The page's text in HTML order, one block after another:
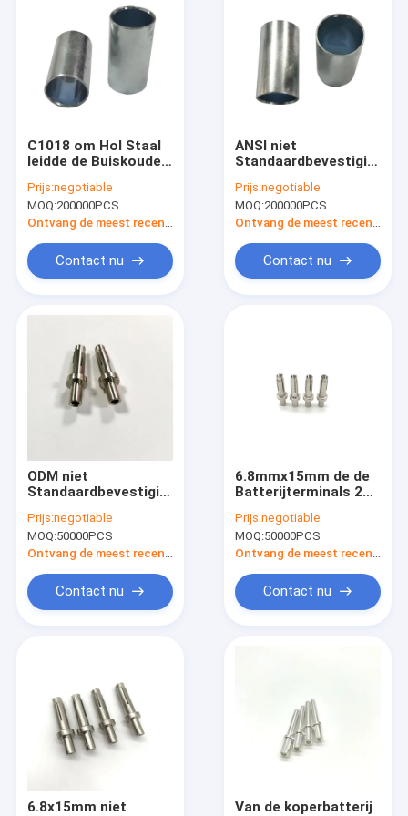
Producten
Over ons
Fabriekstocht
Kwaliteitscontrole
Nieuws
Gevallen
Offerte Aanvragen
De Schroeven van de roestvrij staalveiligheid
Roestvrij staal Zelf Onttrekkende Schroeven
C1018 om Hol Staal
leidde de Buiskoude
Grootte12g Gewicht
Prijs:negotiable
MOQ:200000PCS
Ontvang de meest recente Prijs
Contact nu
ANSI niet
Verdraagzame Holle
Schacht
Prijs:negotiable
MOQ:200000PCS
Ontvang de meest recente Prijs
Contact nu
ODM niet
Standaardbevestigingsmiddel,
Eind6.8x15
Prijs:negotiable
MOQ:50000PCS
Ontvang de meest recente Prijs
Contact nu
6.8mmx15mm de de
Batterijterminals 24g
kiezen Gewichtsansi
uit
Prijs:negotiable
MOQ:50000PCS
Ontvang de meest recente Prijs
Contact nu
6.8x15mm niet
Van de koperbatterij